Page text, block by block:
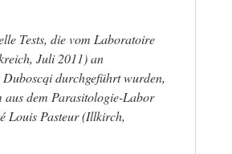
Tests, die vom Laboratoire
Juli 2011) an
Duboscqi durchgeführt wurden,
aus dem Parasitologie-Labor
Louis Pasteur (Illkirch,